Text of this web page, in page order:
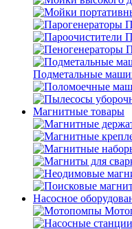
Подметальные
Магнитные товары
Насосное